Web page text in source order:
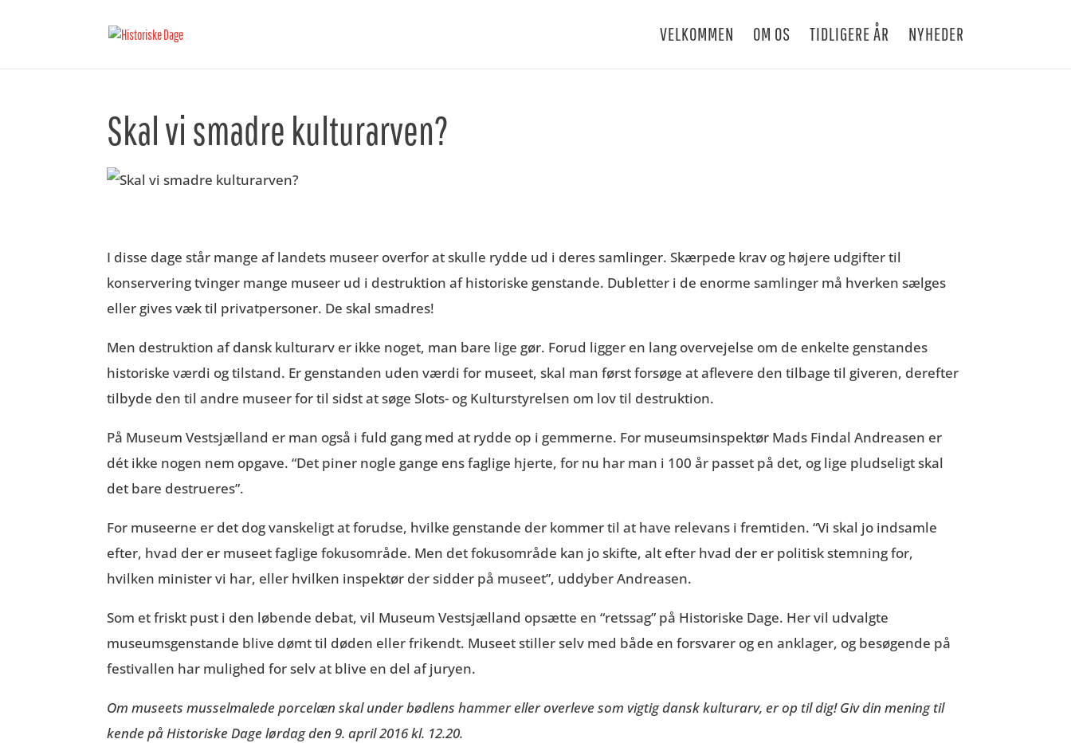
VELKOMMEN OM OS TIDLIGERE ÅR NYHEDER
Skal vi smadre kulturarven?
I disse dage står mange af landets museer overfor at skulle rydde ud i deres samlinger. Skærpede krav og højere udgifter til
konservering tvinger mange museer ud i destruktion af historiske genstande. Dubletter i de enorme samlinger må hverken sælges
eller gives væk til privatpersoner. De skal smadres!
Men destruktion af dansk kulturarv er ikke noget, man bare lige gør. Forud ligger en lang overvejelse om de enkelte genstandes
historiske værdi og tilstand. Er genstanden uden værdi for museet, skal man først forsøge at aflevere den tilbage til giveren, derefter
tilbyde den til andre museer for til sidst at søge Slots- og Kulturstyrelsen om lov til destruktion.
På Museum Vestsjælland er man også i fuld gang med at rydde op i gemmerne. For museumsinspektør Mads Findal Andreasen er
dét ikke nogen nem opgave. “Det piner nogle gange ens faglige hjerte, for nu har man i 100 år passet på det, og lige pludseligt skal
det bare destrueres”.
For museerne er det dog vanskeligt at forudse, hvilke genstande der kommer til at have relevans i fremtiden. “Vi skal jo indsamle
efter, hvad der er museet faglige fokusområde. Men det fokusområde kan jo skifte, alt efter hvad der er politisk stemning for,
hvilken minister vi har, eller hvilken inspektør der sidder på museet”, uddyber Andreasen.
Som et friskt pust i den løbende debat, vil Museum Vestsjælland opsætte en “retssag” på Historiske Dage. Her vil udvalgte
museumsgenstande blive dømt til døden eller frikendt. Museet stiller selv med både en forsvarer og en anklager, og besøgende på
festivallen har mulighed for selv at blive en del af juryen.
Om museets musselmalede porcelæn skal under bødlens hammer eller overleve som vigtig dansk kulturarv, er op til dig! Giv din mening til
kende på Historiske Dage lørdag den 9. april 2016 kl. 12.20.